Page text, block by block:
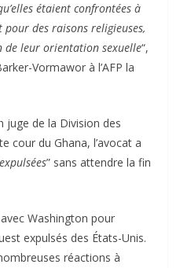
étaient confrontées à
pour des raisons religieuses,
de leur orientation sexuelle“,
Vormawor à l’AFP la
juge de la Division des
cour du Ghana, l’avocat a
expulsées” sans attendre la fin
Washington pour
expulsés des États-Unis.
réactions à